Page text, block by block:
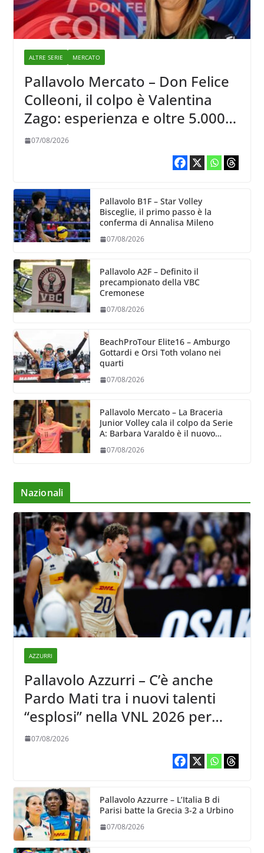
ALTRE SERIE MERCATO
Pallavolo Mercato – Don Felice
Colleoni, il colpo è Valentina
Zago: esperienza e oltre 5.000
punti al servizio di Trescore
07/08/2026
Pallavolo B1F – Star Volley
Bisceglie, il primo passo è la
conferma di Annalisa Mileno
07/08/2026
Pallavolo A2F – Definito il
precampionato della VBC
Cremonese
07/08/2026
BeachProTour Elite16 – Amburgo
Gottardi e Orsi Toth volano nei
quarti
07/08/2026
Pallavolo Mercato – La Braceria
Junior Volley cala il colpo da Serie
A: Barbara Varaldo è il nuovo
07/08/2026
Nazionali
AZZURRI
Pallavolo Azzurri – C’è anche
Pardo Mati tra i nuovi talenti
“esplosi” nella VNL 2026 per
Volleyball World
07/08/2026
Pallavolo Azzurre – L’Italia B di
Parisi batte la Grecia 3-2 a Urbino
07/08/2026